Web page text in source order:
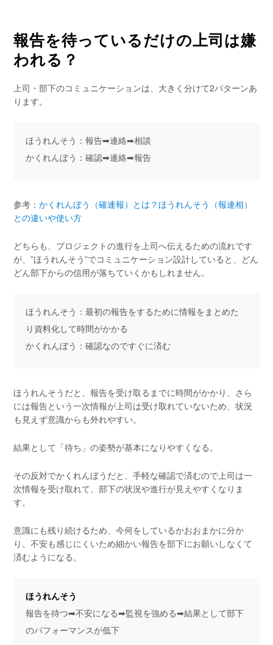
報告を待っているだけの上司は嫌
われる？
上司・部下のコミュニケーションは、大きく分けて2パターンあ
ります。
ほうれんそう：報告➡連絡➡相談
かくれんぼう：確認➡連絡➡報告
参考：かくれんぼう（確連報）とは？ほうれんそう（報連相）
との違いや使い方
どちらも、プロジェクトの進行を上司へ伝えるための流れです
が、”ほうれんそう”でコミュニケーション設計していると、どん
どん部下からの信用が落ちていくかもしれません。
ほうれんそう：最初の報告をするために情報をまとめた
り資料化して時間がかかる
かくれんぼう：確認なのですぐに済む
ほうれんそうだと、報告を受け取るまでに時間がかかり、さら
には報告という一次情報が上司は受け取れていないため、状況
も見えず意識からも外れやすい。
結果として「待ち」の姿勢が基本になりやすくなる。
その反対でかくれんぼうだと、手軽な確認で済むので上司は一
次情報を受け取れて、部下の状況や進行が見えやすくなりま
す。
意識にも残り続けるため、今何をしているかおおまかに分か
り、不安も感じにくいため細かい報告を部下にお願いしなくて
済むようになる。
ほうれんそう
報告を待つ➡不安になる➡監視を強める➡結果として部下
のパフォーマンスが低下